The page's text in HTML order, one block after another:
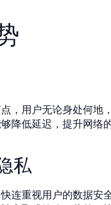
，用户无论身处何地
降低延迟，提升网络
私
连重视用户的数据